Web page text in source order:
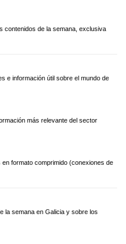
contenidos de la semana, exclusiva
e información útil sobre el mundo de
más relevante del sector
formato comprimido (conexiones de
la semana en Galicia y sobre los